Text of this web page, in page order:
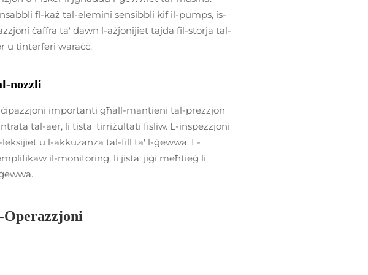
fl-każ tal-elemini sensibbli kif il-pumps, is-
ċaffra ta' dawn l-ażjonijiet tajda fil-storja tal-
u tinterferi waraċċ.
nozzli
importanti għall-mantieni tal-prezzjon
tal-aer, li tista' tirriżultati fisliw. L-inspezzjoni
u l-akkużanza tal-fill ta' l-ġewwa. L-
il-monitoring, li jista' jiġi meħtieġ li